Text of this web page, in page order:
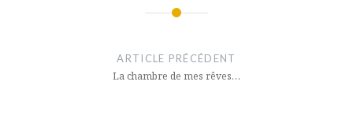
ARTICLE PRÉCÉDENT
La chambre de mes rêves…